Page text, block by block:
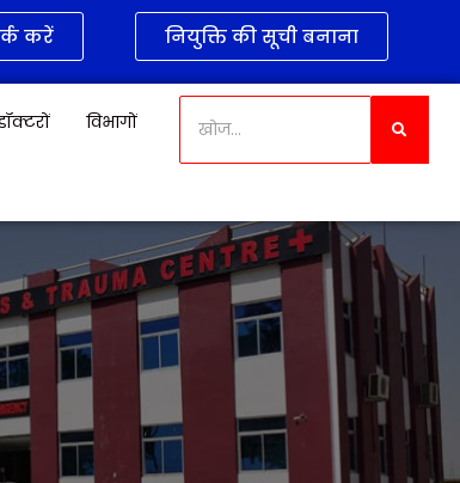
करें नियुक्ति की सूची बनाना
विभागों